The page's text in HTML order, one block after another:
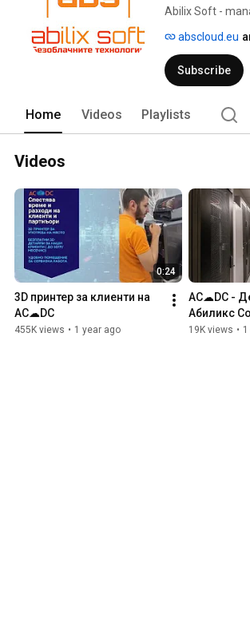
Abilix Soft -
abscloud.eu
Subscribe
Home Videos Playlists
Videos
0:24
3D принтер за клиенти на
АС☁DС
455K views • 1 year ago
АС☁DС -
Абиликс
19K views •